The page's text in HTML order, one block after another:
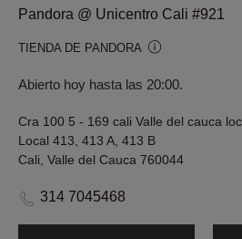
Pandora @ Unicentro Cali #921
TIENDA DE PANDORA
Abierto hoy hasta las 20:00.
Cra 100 5 - 169 cali Valle del cauca
Local 413, 413 A, 413 B
Cali, Valle del Cauca 760044
314 7045468